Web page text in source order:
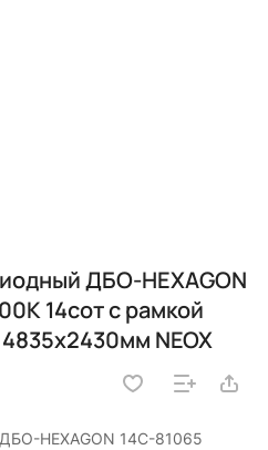
ДБО-HEXAGON
14сот с рамкой
NEOX
HEXAGON 14С-81065